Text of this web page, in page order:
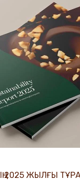
2025 ЖЫЛҒЫ